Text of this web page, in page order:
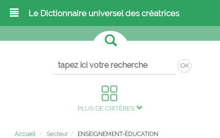
Le Dictionnaire universel des créatrices
OK
PLUS DE CRITÈRES
Accueil Secteur ENSEIGNEMENT-ÉDUCATION